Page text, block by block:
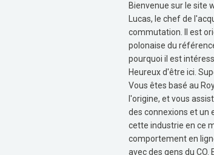
Bienvenue sur le site
Lucas, le chef de
commutation. Il est
polonaise du
pourquoi il est
Heureux d'être ici.
Vous êtes basé au
l'origine, et vous
des connexions et un
cette industrie en ce
comportement en
avec des gens du CO.